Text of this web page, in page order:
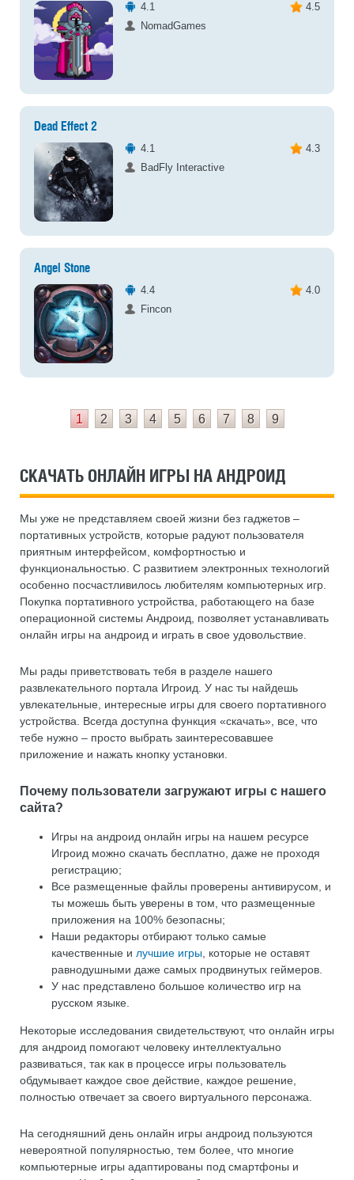
4.1
4.5
NomadGames
Dead Effect 2
4.1
4.3
BadFly Interactive
Angel Stone
4.4
4.0
Fincon
1 2 3 4 5 6 7 8 9
СКАЧАТЬ ОНЛАЙН ИГРЫ НА АНДРОИД
Мы уже не представляем своей жизни без гаджетов –
портативных устройств, которые радуют пользователя
приятным интерфейсом, комфортностью и
функциональностью. С развитием электронных технологий
особенно посчастливилось любителям компьютерных игр.
Покупка портативного устройства, работающего на базе
операционной системы Андроид, позволяет устанавливать
онлайн игры на андроид и играть в свое удовольствие.
Мы рады приветствовать тебя в разделе нашего
развлекательного портала Игроид. У нас ты найдешь
увлекательные, интересные игры для своего портативного
устройства. Всегда доступна функция «скачать», все, что
тебе нужно – просто выбрать заинтересовавшее
приложение и нажать кнопку установки.
Почему пользователи загружают игры с нашего
сайта?
Игры на андроид онлайн игры на нашем ресурсе
Игроид можно скачать бесплатно, даже не проходя
регистрацию;
Все размещенные файлы проверены антивирусом, и
ты можешь быть уверены в том, что размещенные
приложения на 100% безопасны;
Наши редакторы отбирают только самые
качественные и лучшие игры, которые не оставят
равнодушными даже самых продвинутых геймеров.
У нас представлено большое количество игр на
русском языке.
Некоторые исследования свидетельствуют, что онлайн игры
для андроид помогают человеку интеллектуально
развиваться, так как в процессе игры пользователь
обдумывает каждое свое действие, каждое решение,
полностью отвечает за своего виртуального персонажа.
На сегодняшний день онлайн игры андроид пользуются
невероятной популярностью, тем более, что многие
компьютерные игры адаптированы под смартфоны и